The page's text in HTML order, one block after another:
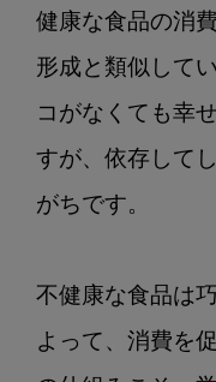
健康な食品の消
形成と類似して
コがなくても幸
すが、依存して
がちです。
不健康な食品は
よって、消費を